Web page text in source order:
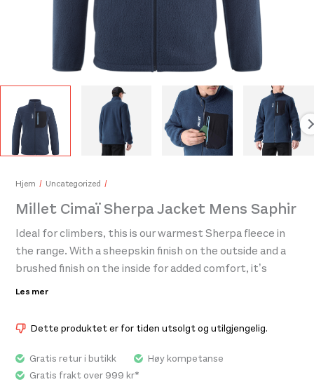
Millet Intense Cap Black
Hjem Uncategorized
Millet Cimaï Sherpa Jacket Mens Saphir
Ideal for climbers, this is our warmest Sherpa fleece in
the range. With a sheepskin finish on the outside and a
brushed finish on the inside for added comfort, it’s
perfect for warming up after a climb when the
chest pocket makes this fleece perfect for everyday
use.
Dette produktet er for tiden utsolgt og utilgjengelig.
Les mer
Gratis retur i butikk
Høy kompetanse
Gratis frakt over 999 kr*